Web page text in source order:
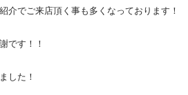
介でご来店頂く事も多くなっております！
です！！
した！